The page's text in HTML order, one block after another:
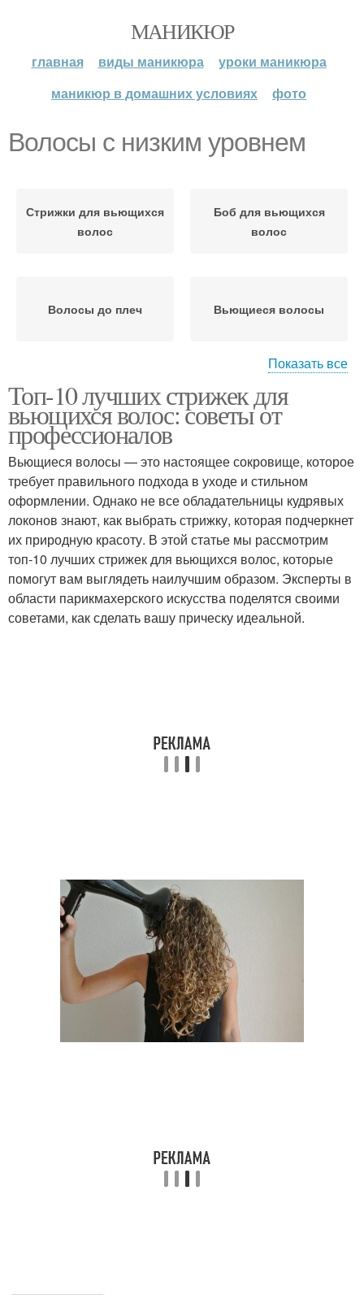
МАНИКЮР
главная виды маникюра
уроки маникюра
маникюр в домашних условиях
фото
Волосы с низким уровнем
Стрижки для вьющихся
волос
Боб для вьющихся
волос
Волосы до плеч Вьющиеся волосы
Кудрявые волосы Волосы с низкой
Волосы с низким
конусом
Челка на вьющихся
волосах
Волосы с
промежуточным
переходом
Волосы со средним
переходом
Средние волосы
Прически для отличные
Средства для
вьющихся волос
Стрижки для кудрявых
Показать все
Топ-10 лучших стрижек для
вьющихся волос: советы от
профессионалов
Вьющиеся волосы — это настоящее сокровище, которое
требует правильного подхода в уходе и стильном
оформлении. Однако не все обладательницы кудрявых
локонов знают, как выбрать стрижку, которая подчеркнет
их природную красоту. В этой статье мы рассмотрим
топ-10 лучших стрижек для вьющихся волос, которые
помогут вам выглядеть наилучшим образом. Эксперты в
области парикмахерского искусства поделятся своими
советами, как сделать вашу прическу идеальной.